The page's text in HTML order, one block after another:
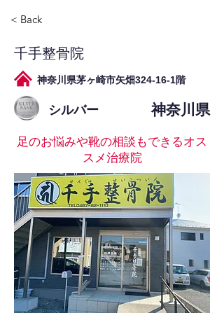
< Back
千手整骨院
神奈川県茅ヶ崎市矢畑324-16-1階
シルバー 神奈川県
足のお悩みや靴の相談もできるオス
スメ治療院